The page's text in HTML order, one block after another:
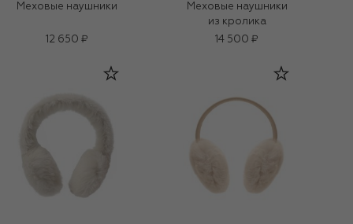
Меховые наушники
12 650 ₽
Меховые наушники
из кролика
14 500 ₽